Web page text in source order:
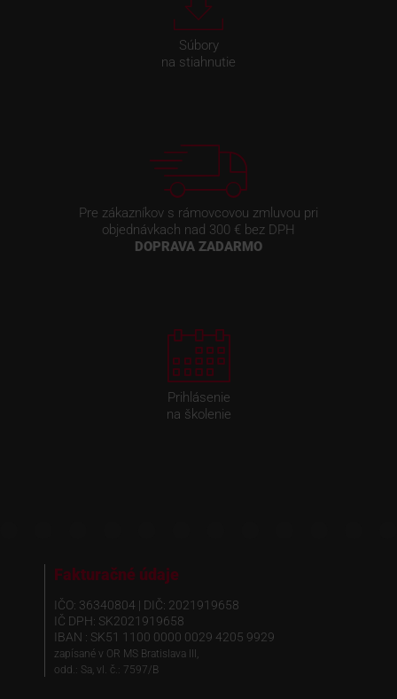
Súbory
na stiahnutie
Pre zákazníkov s rámovcovou zmluvou pri
objednávkach nad 300 € bez DPH
DOPRAVA ZADARMO
Prihlásenie
na školenie
Fakturačné údaje
IČO: 36340804 | DIČ: 2021919658
IČ DPH: SK2021919658
IBAN : SK51 1100 0000 0029 4205 9929
zapísané v OR MS Bratislava III,
odd.: Sa, vl. č.: 7597/B